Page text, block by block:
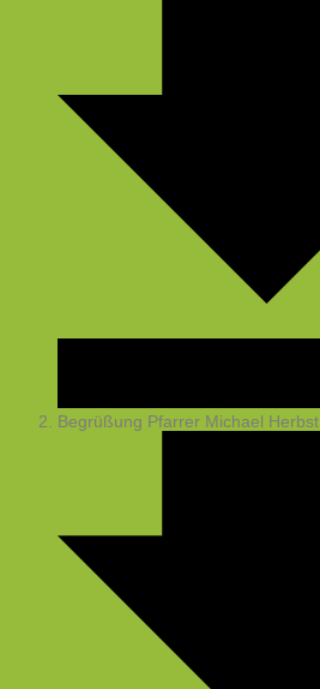
Begrüßung Pfarrer Michael Herbst